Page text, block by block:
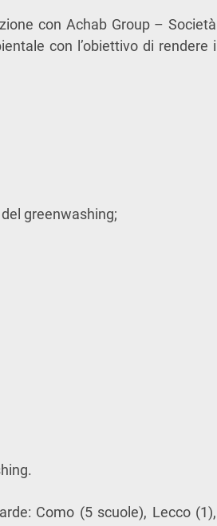
con Achab Group – Società
con l’obiettivo di rendere i
greenwashing;
Como (5 scuole), Lecco (1),